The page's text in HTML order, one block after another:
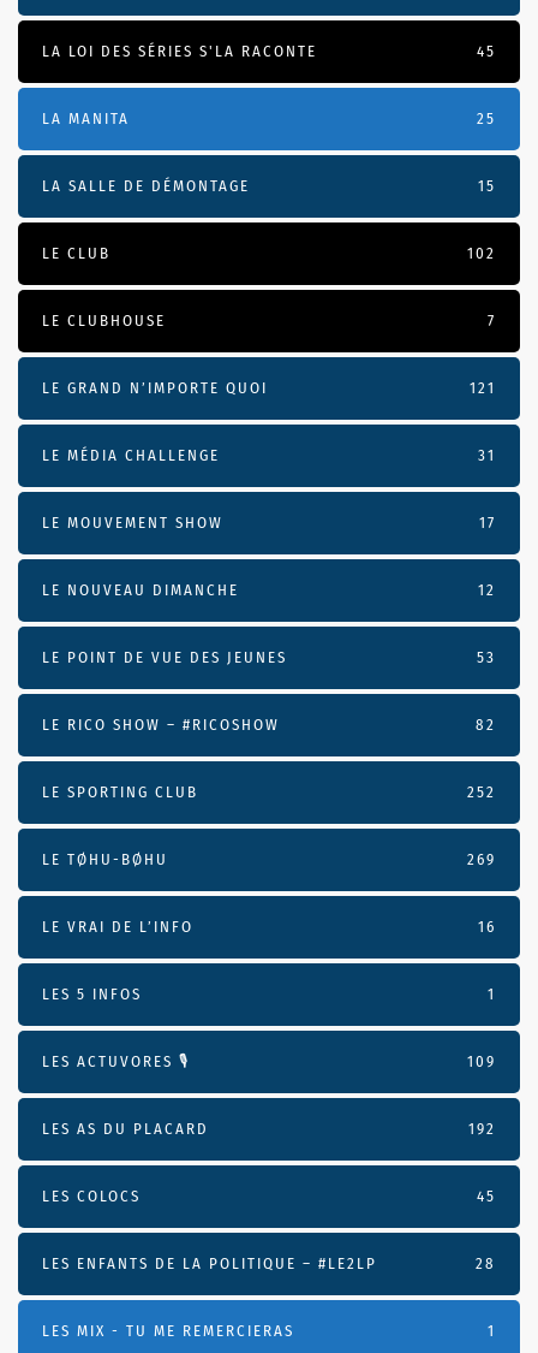
LA LOI DES SÉRIES S'LA RACONTE 45
LA MANITA 25
LA SALLE DE DÉMONTAGE 15
LE CLUB 102
LE CLUBHOUSE 7
LE GRAND N’IMPORTE QUOI 121
LE MÉDIA CHALLENGE 31
LE MOUVEMENT SHOW 17
LE NOUVEAU DIMANCHE 12
LE POINT DE VUE DES JEUNES 53
LE RICO SHOW – #RICOSHOW 82
LE SPORTING CLUB 252
LE TØHU-BØHU 269
LE VRAI DE L’INFO 16
LES 5 INFOS 1
LES ACTUVORES 🎙 109
LES AS DU PLACARD 192
LES COLOCS 45
LES ENFANTS DE LA POLITIQUE – #LE2LP 28
LES MIX - TU ME REMERCIERAS 1